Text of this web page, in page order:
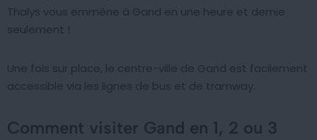
Thalys vous emmène à Gand en une heure et demie
seulement !
Une fois sur place, le centre-ville de Gand est facilement
accessible via les lignes de bus et de tramway.
Comment visiter Gand en 1, 2 ou 3